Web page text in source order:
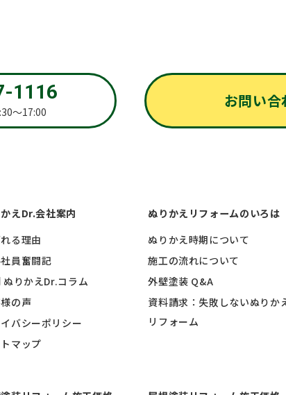
1116
～17:00
お問い合
えDr.会社案内
る理由
員奮闘記
ぬりかえDr.コラム
の声
バシーポリシー
マップ
ぬりかえリフォームのいろは
ぬりかえ時期について
施工の流れについて
外壁塗装 Q&A
資料請求：失敗しないぬりか
リフォーム